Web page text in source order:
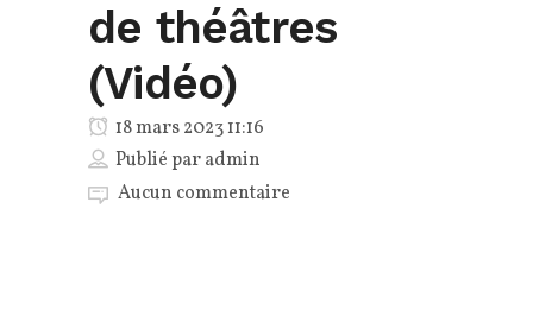
de théâtres
(Vidéo)
18 mars 2023 11:16
Publié paradmin
Aucun commentaire